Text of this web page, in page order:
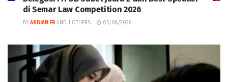
di Semar Law Competition 2026
BY ARDIAN FR AND 1 OTHERS 05/08/2026